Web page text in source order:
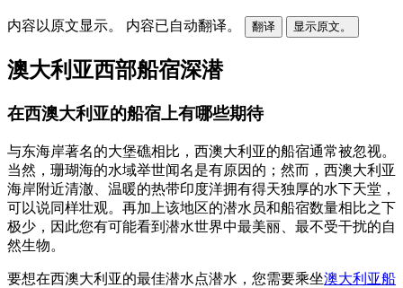
内容以原文显示。 内容已自动翻译。 翻译 显示原文。
澳大利亚西部船宿深潜
在西澳大利亚的船宿上有哪些期待
与东海岸著名的大堡礁相比，西澳大利亚的船宿通常被忽视。
当然，珊瑚海的水域举世闻名是有原因的；然而，西澳大利亚
海岸附近清澈、温暖的热带印度洋拥有得天独厚的水下天堂，
可以说同样壮观。再加上该地区的潜水员和船宿数量相比之下
极少，因此您有可能看到潜水世界中最美丽、最不受干扰的自
然生物。
要想在西澳大利亚的最佳潜水点潜水，您需要乘坐澳大利亚船